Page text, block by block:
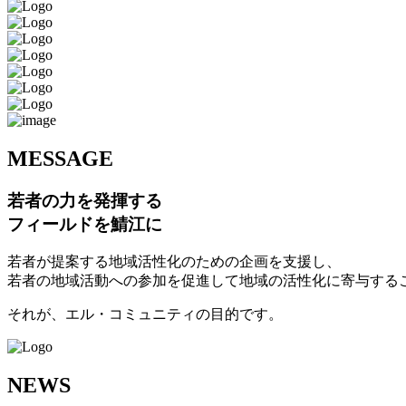
MESSAGE
若者の力を発揮する
フィールドを鯖江に
若者が提案する地域活性化のための企画を支援し、
若者の地域活動への参加を促進して地域の活性化に寄与する
それが、エル・コミュニティの目的です。
NEWS